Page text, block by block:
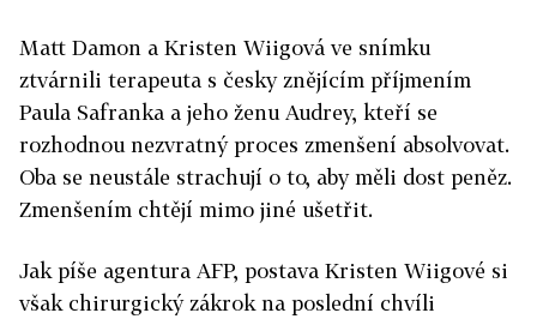
Matt Damon a Kristen Wiigová ve snímku
ztvárnili terapeuta s česky znějícím příjmením
Paula Safranka a jeho ženu Audrey, kteří se
rozhodnou nezvratný proces zmenšení absolvovat.
Oba se neustále strachují o to, aby měli dost peněz.
Zmenšením chtějí mimo jiné ušetřit.
Jak píše agentura AFP, postava Kristen Wiigové si
však chirurgický zákrok na poslední chvíli